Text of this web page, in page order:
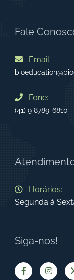
Fale
Email:
Fone:
(41) 9 8789-6810
Horários:
Segunda à
Siga-nos!